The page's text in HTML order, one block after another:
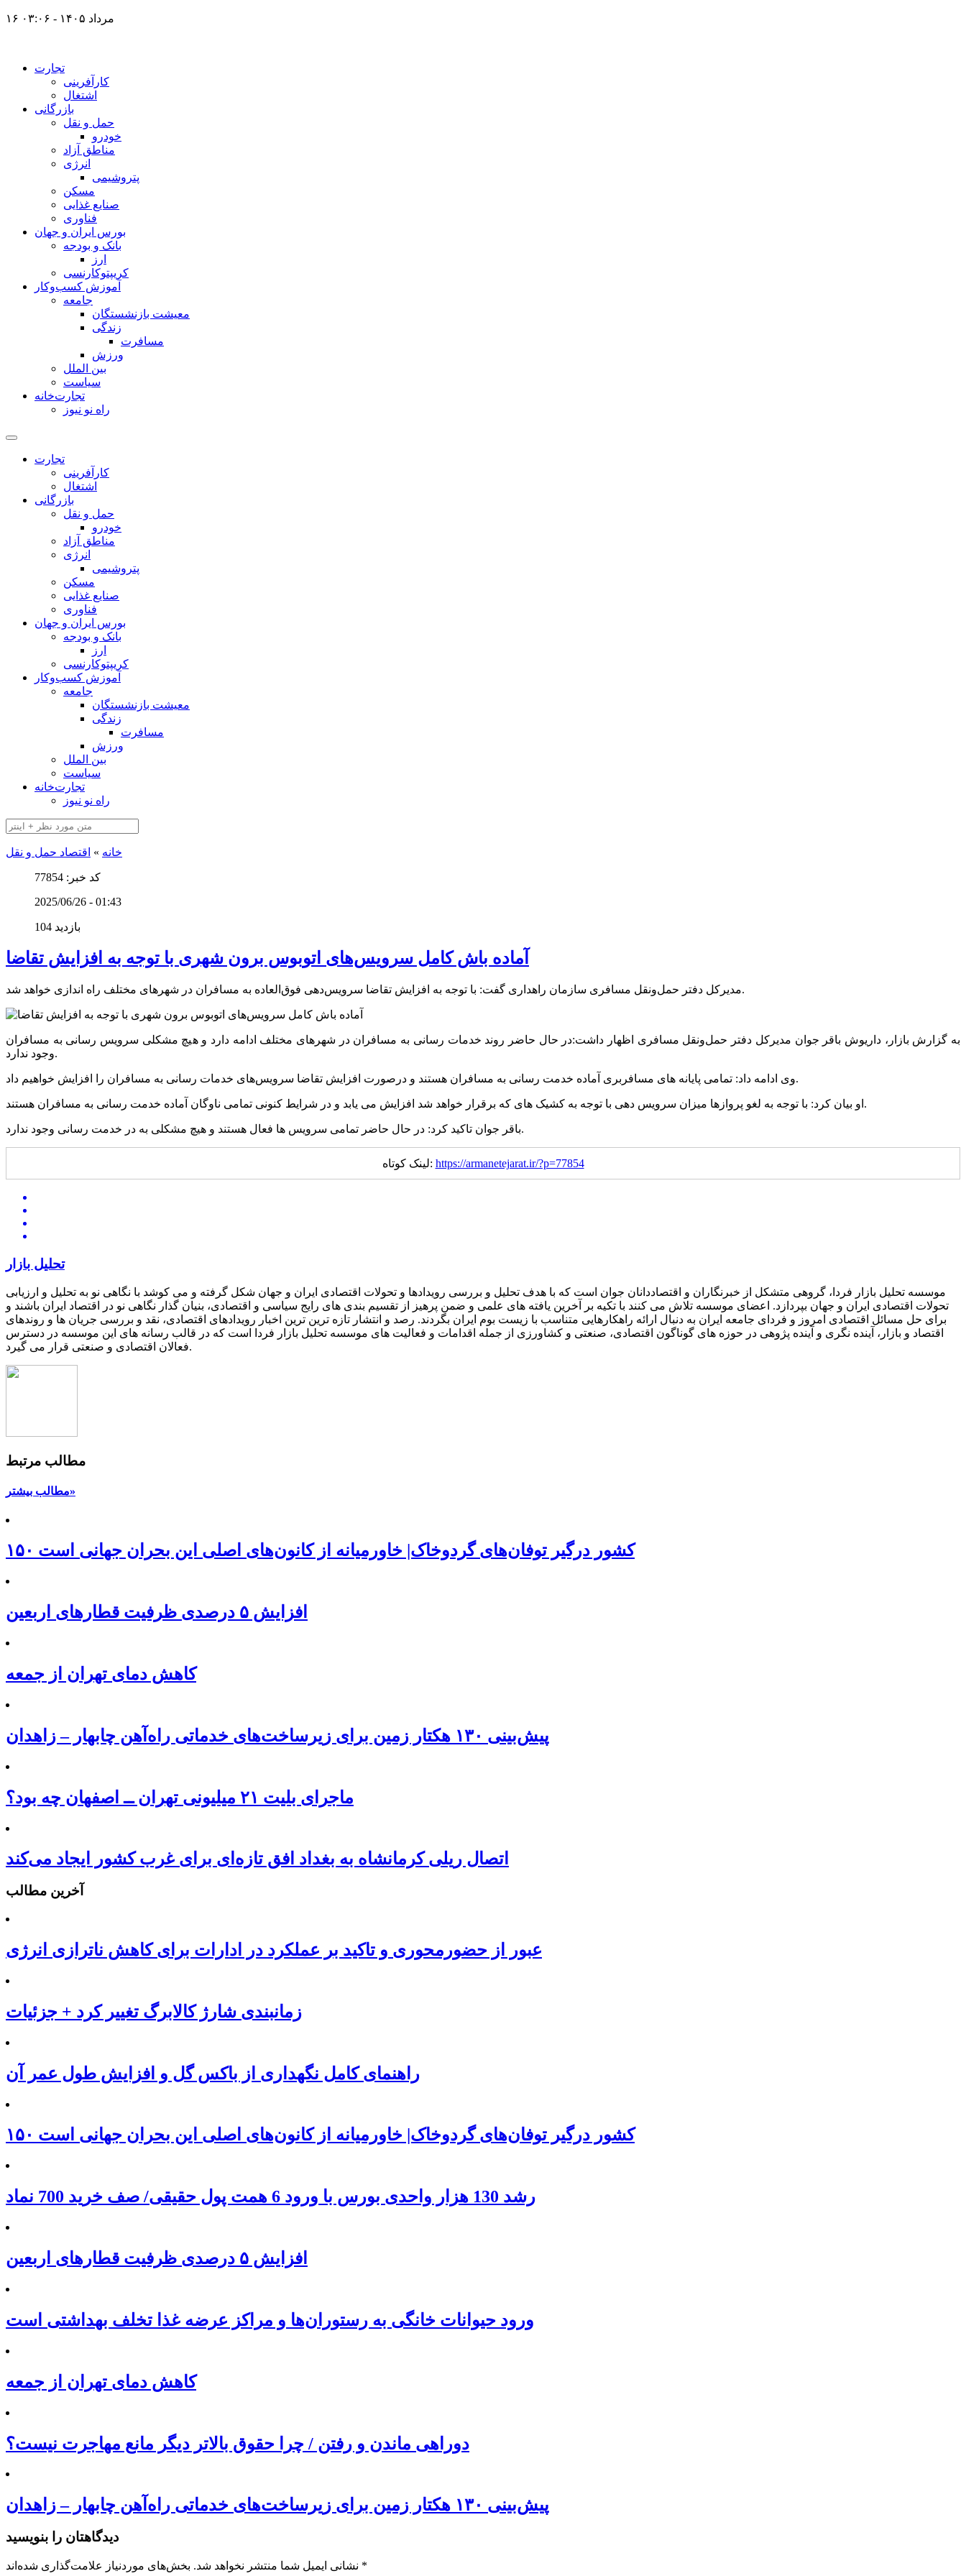
۱۶ مرداد ۱۴۰۵ - ۰۳:۰۶
تجارت
کارآفرینی
اشتغال
بازرگانی
حمل و نقل
خودرو
مناطق آزاد
انرژی
پتروشیمی
مسکن
صنایع غذایی
فناوری
بورس ایران و جهان
بانک و بودجه
ارز
کریپتوکارنسی
آموزش کسب‌وکار
جامعه
معیشت بازنشستگان
زندگی
مسافرت
ورزش
بین الملل
سیاست
تجارت‌خانه
راه نو نیوز
تجارت
کارآفرینی
اشتغال
بازرگانی
حمل و نقل
خودرو
مناطق آزاد
انرژی
پتروشیمی
مسکن
صنایع غذایی
فناوری
بورس ایران و جهان
بانک و بودجه
ارز
کریپتوکارنسی
آموزش کسب‌وکار
جامعه
معیشت بازنشستگان
زندگی
مسافرت
ورزش
بین الملل
سیاست
تجارت‌خانه
راه نو نیوز
خانه » اقتصاد حمل و نقل
کد خبر: 77854
2025/06/26 - 01:43
104 بازدید
آماده باش کامل سرویس‌های اتوبوس برون شهری با توجه به افزایش تقاضا
مدیرکل دفتر حمل‌ونقل مسافری سازمان راهداری گفت: با توجه به افزایش تقاضا سرویس‌دهی فوق‌العاده به مسافران در شهرهای مختلف راه اندازی خواهد شد.
به گزارش بازار،‌ داریوش باقر جوان مدیرکل دفتر حمل‌ونقل مسافری اظهار داشت:در حال حاضر روند خدمات رسانی به مسافران در شهرهای مختلف ادامه دارد و هیچ مشکلی سرویس رسانی به مسافران
وجود ندارد.
وی ادامه داد: تمامی پایانه های مسافربری آماده خدمت رسانی به مسافران هستند و درصورت افزایش تقاضا سرویس‌های خدمات رسانی به مسافران را افزایش خواهیم داد.
او بیان کرد: با توجه به لغو پروازها میزان سرویس دهی با توجه به کشیک های که‌ برقرار خواهد شد افزایش می یابد و در شرایط کنونی تمامی ناوگان آماده خدمت رسانی به مسافران هستند.
باقر جوان تاکید کرد: در حال حاضر تمامی سرویس ها فعال هستند و هیچ مشکلی به در خدمت رسانی وجود ندارد.
لینک کوتاه: https://armanetejarat.ir/?p=77854
تحلیل بازار
موسسه تحلیل بازار فردا، گروهی متشکل از خبرنگاران و اقتصاددانان جوان است که با هدف تحلیل و بررسی رویدادها و تحولات اقتصادی ایران و جهان شکل گرفته و می کوشد با نگاهی نو به تحلیل و ارزیابی
تحولات اقتصادی ایران و جهان بپردازد. اعضای موسسه تلاش می کنند با تکیه بر آخرین یافته های علمی و ضمن پرهیز از تقسیم بندی های رایج سیاسی و اقتصادی، بنیان گذار نگاهی نو در اقتصاد ایران باشند و
برای حل مسائل اقتصادی امروز و فردای جامعه ایران به دنبال ارائه راهکارهایی متناسب با زیست بوم ایران بگردند. رصد و انتشار تازه ترین ترین اخبار رویدادهای اقتصادی، نقد و بررسی جریان ها و روندهای
اقتصاد و بازار، آینده نگری و آینده پژوهی در حوزه های گوناگون اقتصادی، صنعتی و کشاورزی از جمله اقدامات و فعالیت های موسسه تحلیل بازار فردا است که در قالب رسانه های این موسسه در دسترس
فعالان اقتصادی و صنعتی قرار می گیرد.
مطالب مرتبط
مطالب بیشتر»
۱۵۰ کشور درگیر توفان‌های گردوخاک| خاورمیانه از کانون‌های اصلی این بحران جهانی است
افزایش ۵ درصدی ظرفیت قطارهای اربعین
کاهش دمای تهران از جمعه
پیش‌بینی ۱۳۰ هکتار زمین برای زیرساخت‌های خدماتی راه‌آهن چابهار – زاهدان
ماجرای بلیت ۲۱ میلیونی تهران ــ اصفهان چه بود؟
اتصال ریلی کرمانشاه به بغداد افق تازه‌ای برای غرب کشور ایجاد می‌کند
آخرین مطالب
عبور از حضورمحوری و تاکید بر عملکرد در ادارات برای کاهش ناترازی انرژی
زمانبندی شارژ کالابرگ تغییر کرد + جزئیات
راهنمای کامل نگهداری از باکس گل و افزایش طول عمر آن
۱۵۰ کشور درگیر توفان‌های گردوخاک| خاورمیانه از کانون‌های اصلی این بحران جهانی است
رشد 130 هزار واحدی بورس با ورود 6 همت پول حقیقی/ صف خرید 700 نماد
افزایش ۵ درصدی ظرفیت قطارهای اربعین
ورود حیوانات خانگی به رستوران‌ها و مراکز عرضه غذا تخلف بهداشتی است
کاهش دمای تهران از جمعه
دوراهی ماندن و رفتن / چرا حقوق بالاتر دیگر مانع مهاجرت نیست؟
پیش‌بینی ۱۳۰ هکتار زمین برای زیرساخت‌های خدماتی راه‌آهن چابهار – زاهدان
دیدگاهتان را بنویسید
نشانی ایمیل شما منتشر نخواهد شد. *